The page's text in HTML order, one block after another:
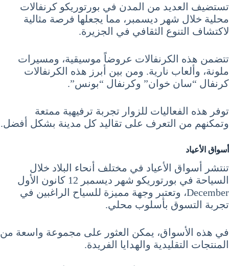
تستضيف العديد من المدن في بورتوريكو كرنفالات
محلية خلال شهر ديسمبر، مما يجعلها فرصة مثالية
لاكتشاف التنوع الثقافي في الجزيرة.
تتضمن هذه الكرنفالات عروضاً موسيقية، ومسيرات
ملونة، وألعاب نارية. ومن بين أبرز هذه الكرنفالات
كرنفال “سان خوان” وكرنفال “بونس”.
توفر هذه الفعاليات للزوار تجربة ترفيهية ممتعة
وتمكنهم من التعرف على تقاليد كل مدينة بشكل أفضل.
أسواق الأعياد
تنتشر أسواق الأعياد في مختلف أنحاء البلاد خلال
السياحة في بورتوريكو شهر ديسمبر 12 كانون الأول
December، وتعتبر وجهة مميزة للسياح الراغبين في
تجربة التسوق بأسلوب محلي.
في هذه الأسواق، يمكن العثور على مجموعة واسعة من
المنتجات التقليدية والهدايا الفريدة.